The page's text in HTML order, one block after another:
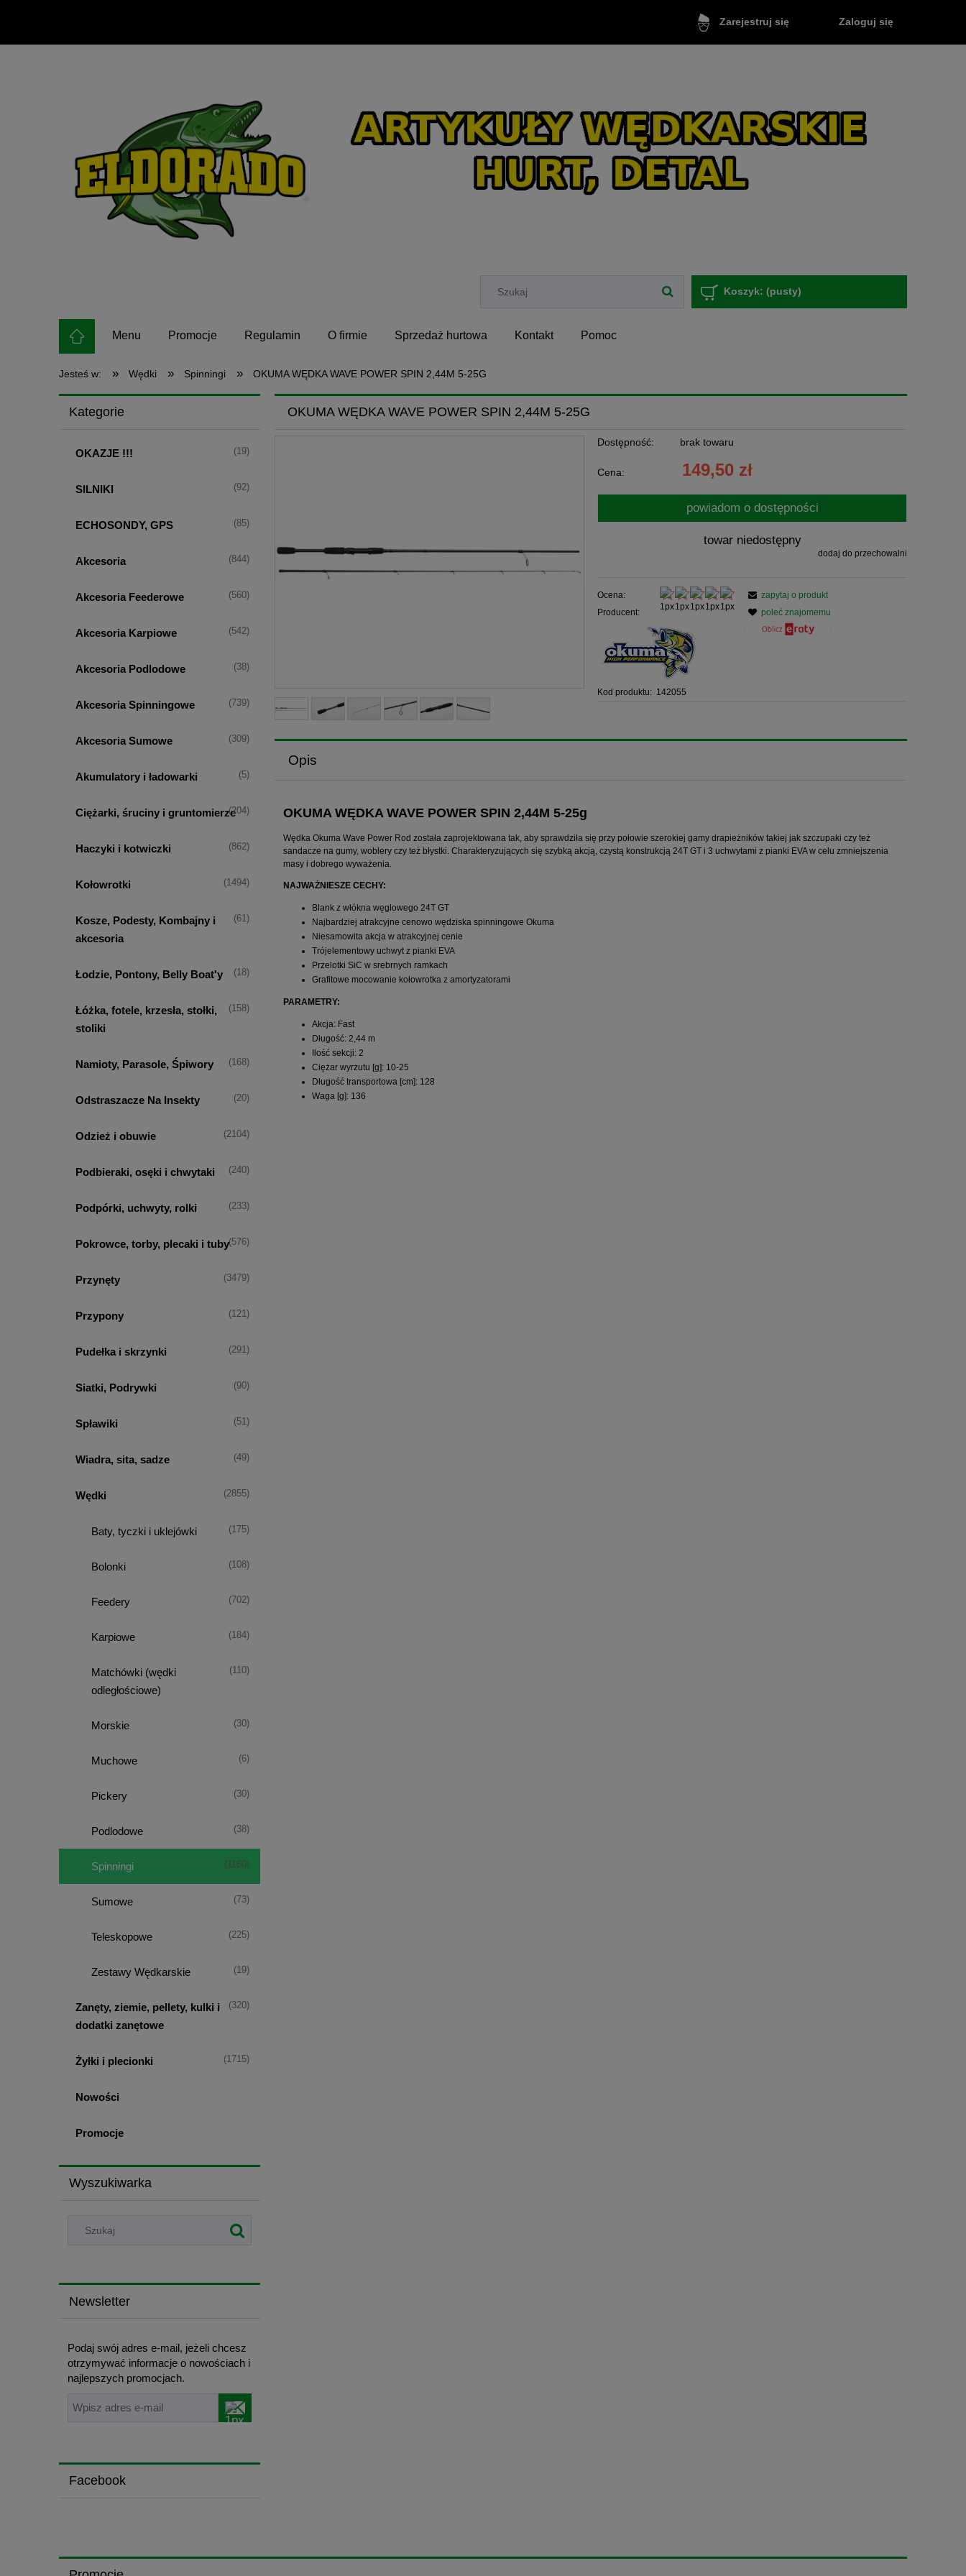
Zarejestruj się Zaloguj się
Koszyk: (pusty)
Menu Promocje Regulamin O firmie Sprzedaż hurtowa Kontakt Pomoc
Jesteś w: » Wędki » Spinningi » OKUMA WĘDKA WAVE POWER SPIN 2,44M 5-25G
Kategorie
OKAZJE !!! (19)
SILNIKI (92)
ECHOSONDY, GPS (85)
Akcesoria (844)
Akcesoria Feederowe (560)
Akcesoria Karpiowe (542)
Akcesoria Podlodowe (38)
Akcesoria Spinningowe (739)
Akcesoria Sumowe (309)
Akumulatory i ładowarki (5)
Ciężarki, śruciny i gruntomierze(204)
Haczyki i kotwiczki (862)
Kołowrotki (1494)
Kosze, Podesty, Kombajny i
akcesoria
(61)
Łodzie, Pontony, Belly Boat'y (18)
Łóżka, fotele, krzesła, stołki,
stoliki
(158)
Namioty, Parasole, Śpiwory (168)
Odstraszacze Na Insekty (20)
Odzież i obuwie (2104)
Podbieraki, osęki i chwytaki (240)
Podpórki, uchwyty, rolki (233)
Pokrowce, torby, plecaki i tuby(576)
Przynęty (3479)
Przypony (121)
Pudełka i skrzynki (291)
Siatki, Podrywki (90)
Spławiki (51)
Wiadra, sita, sadze (49)
Wędki (2855)
Baty, tyczki i uklejówki (175)
Bolonki (108)
Feedery (702)
Karpiowe (184)
Matchówki (wędki
odległościowe)
(110)
Morskie (30)
Muchowe (6)
Pickery (30)
Podlodowe (38)
Spinningi (1160)
Sumowe (73)
Teleskopowe (225)
Zestawy Wędkarskie (19)
Zanęty, ziemie, pellety, kulki i
dodatki zanętowe
(320)
Żyłki i plecionki (1715)
Nowości
Promocje
Wyszukiwarka
Newsletter
Podaj swój adres e-mail, jeżeli chcesz
otrzymywać informacje o nowościach i
najlepszych promocjach.
Facebook
OKUMA WĘDKA WAVE POWER SPIN 2,44M 5-25G
Dostępność: brak towaru
Cena: 149,50 zł
powiadom o dostępności
towar niedostępny
dodaj do przechowalni
Ocena:
Producent:
Kod produktu: 142055
zapytaj o produkt
poleć znajomemu
Opis
OKUMA WĘDKA WAVE POWER SPIN 2,44M 5-25g
Wędka Okuma Wave Power Rod została zaprojektowana tak, aby sprawdziła się przy połowie szerokiej gamy drapieżników takiej jak szczupaki czy też
sandacze na gumy, woblery czy też błystki. Charakteryzujących się szybką akcją, czystą konstrukcją 24T GT i 3 uchwytami z pianki EVA w celu zmniejszenia
masy i dobrego wyważenia.
NAJWAŻNIESZE CECHY:
Blank z włókna węglowego 24T GT
Najbardziej atrakcyjne cenowo wędziska spinningowe Okuma
Niesamowita akcja w atrakcyjnej cenie
Trójelementowy uchwyt z pianki EVA
Przelotki SiC w srebrnych ramkach
Grafitowe mocowanie kołowrotka z amortyzatorami
PARAMETRY:
Akcja: Fast
Długość: 2,44 m
Ilość sekcji: 2
Ciężar wyrzutu [g]: 10-25
Długość transportowa [cm]: 128
Waga [g]: 136